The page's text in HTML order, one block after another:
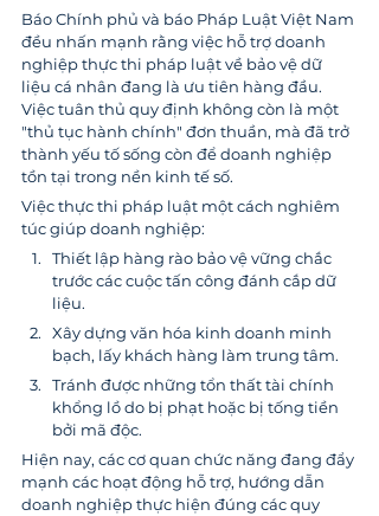
Báo Chính phủ và báo Pháp Luật Việt Nam
đều nhấn mạnh rằng việc hỗ trợ doanh
nghiệp thực thi pháp luật về bảo vệ dữ
liệu cá nhân đang là ưu tiên hàng đầu.
Việc tuân thủ quy định không còn là một
"thủ tục hành chính" đơn thuần, mà đã trở
thành yếu tố sống còn để doanh nghiệp
tồn tại trong nền kinh tế số.
Việc thực thi pháp luật một cách nghiêm
túc giúp doanh nghiệp:
Thiết lập hàng rào bảo vệ vững chắc
trước các cuộc tấn công đánh cắp dữ
liệu.
Xây dựng văn hóa kinh doanh minh
bạch, lấy khách hàng làm trung tâm.
Tránh được những tổn thất tài chính
khổng lồ do bị phạt hoặc bị tống tiền
bởi mã độc.
Hiện nay, các cơ quan chức năng đang đẩy
mạnh các hoạt động hỗ trợ, hướng dẫn
doanh nghiệp thực hiện đúng các quy